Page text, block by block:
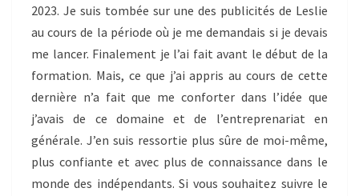
2023. Je suis tombée sur une des publicités de Leslie
au cours de la période où je me demandais si je devais
me lancer. Finalement je l’ai fait avant le début de la
formation. Mais, ce que j’ai appris au cours de cette
dernière n’a fait que me conforter dans l’idée que
j’avais de ce domaine et de l’entreprenariat en
générale. J’en suis ressortie plus sûre de moi-même,
plus confiante et avec plus de connaissance dans le
monde des indépendants. Si vous souhaitez suivre le